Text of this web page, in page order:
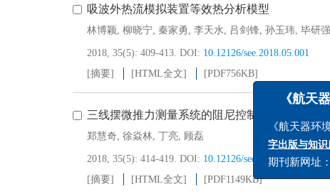
吸波外热流模拟装置等效热分析模型
林博颖, 柳晓宁, 秦家勇 , 李天水, 吕剑锋, 孙玉玮, 毕研强
2018, 35(5): 409-413. DOI: 10.12126/see.2018.05.001
[摘要]
[HTML全文] [PDF756KB]
三线摆微推力测量系统的阻尼控制优化法
郑慧奇, 徐焱林, 丁亮, 顾磊
2018, 35(5): 414-419. DOI: 10.12126/see.2018.05.002
[摘要]
[HTML全文] [PDF1149KB]
《航天器环
《航天器环境工程
字出版与知识服务
期刊新网址：